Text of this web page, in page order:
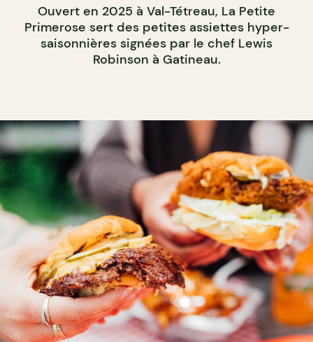
Ouvert en 2025 à Val-Tétreau, La Petite
Primerose sert des petites assiettes hyper-
saisonnières signées par le chef Lewis
Robinson à Gatineau.